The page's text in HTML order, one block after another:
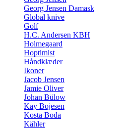
Georg Jensen Damask
Global knive
Golf
H.C. Andersen KBH
Holmegaard
Hoptimist
Håndklæder
Ikoner
Jacob Jensen
Jamie Oliver
Johan Bülow
Kay Bojesen
Kosta Boda
Kähler